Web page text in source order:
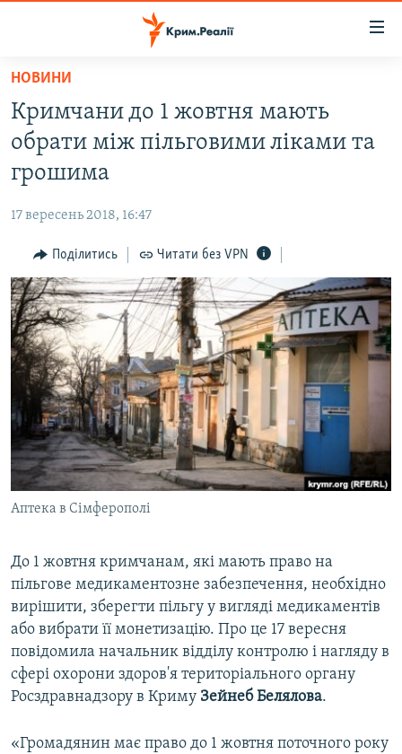
Перейти
основного
матеріалу
Перейти
до
основної
навігації
Перейти
до
пошуку
ВОДА.КРИМ
ВІДЕО ТА ФОТО
БЛОГИ
ПОГЛЯД
ІНТЕРВ'Ю
ВСЕ ЗА ДЕНЬ
СПЕЦПРОЕКТИ
ДЕПОРТАЦІЯ
ВІДЕОУРОКИ «ELIFBE»
СВІДЧЕННЯ ОКУПАЦІЇ
УКРАЇНСЬКА ПРОБЛЕМА КРИМУ
ІНФОГРАФІКА
ЯК ОБІЙТИ БЛОКУВАННЯ
Русский
Qırımtatar
ДОЛУЧАЙСЯ!
Усі сайти RFE/RL
НОВИНИ
Кримчани до 1 жовтня мають
обрати між пільговими ліками та
грошима
17 вересень 2018, 16:47
Поділитись Читати без VPN
Аптека в Сімферополі
До 1 жовтня кримчанам, які мають право на
пільгове медикаментозне забезпечення, необхідно
вирішити, зберегти пільгу у вигляді медикаментів
або вибрати її монетизацію. Про це 17 вересня
повідомила начальник відділу контролю і нагляду в
сфері охорони здоров'я територіального органу
Росздравнадзору в Криму Зейнеб Белялова.
«Громадянин має право до 1 жовтня поточного року